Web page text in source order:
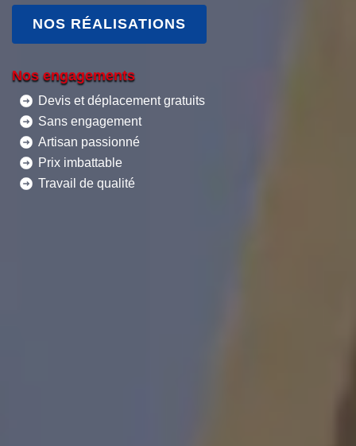
NOS RÉALISATIONS
Nos engagements
Devis et déplacement gratuits
Sans engagement
Artisan passionné
Prix imbattable
Travail de qualité